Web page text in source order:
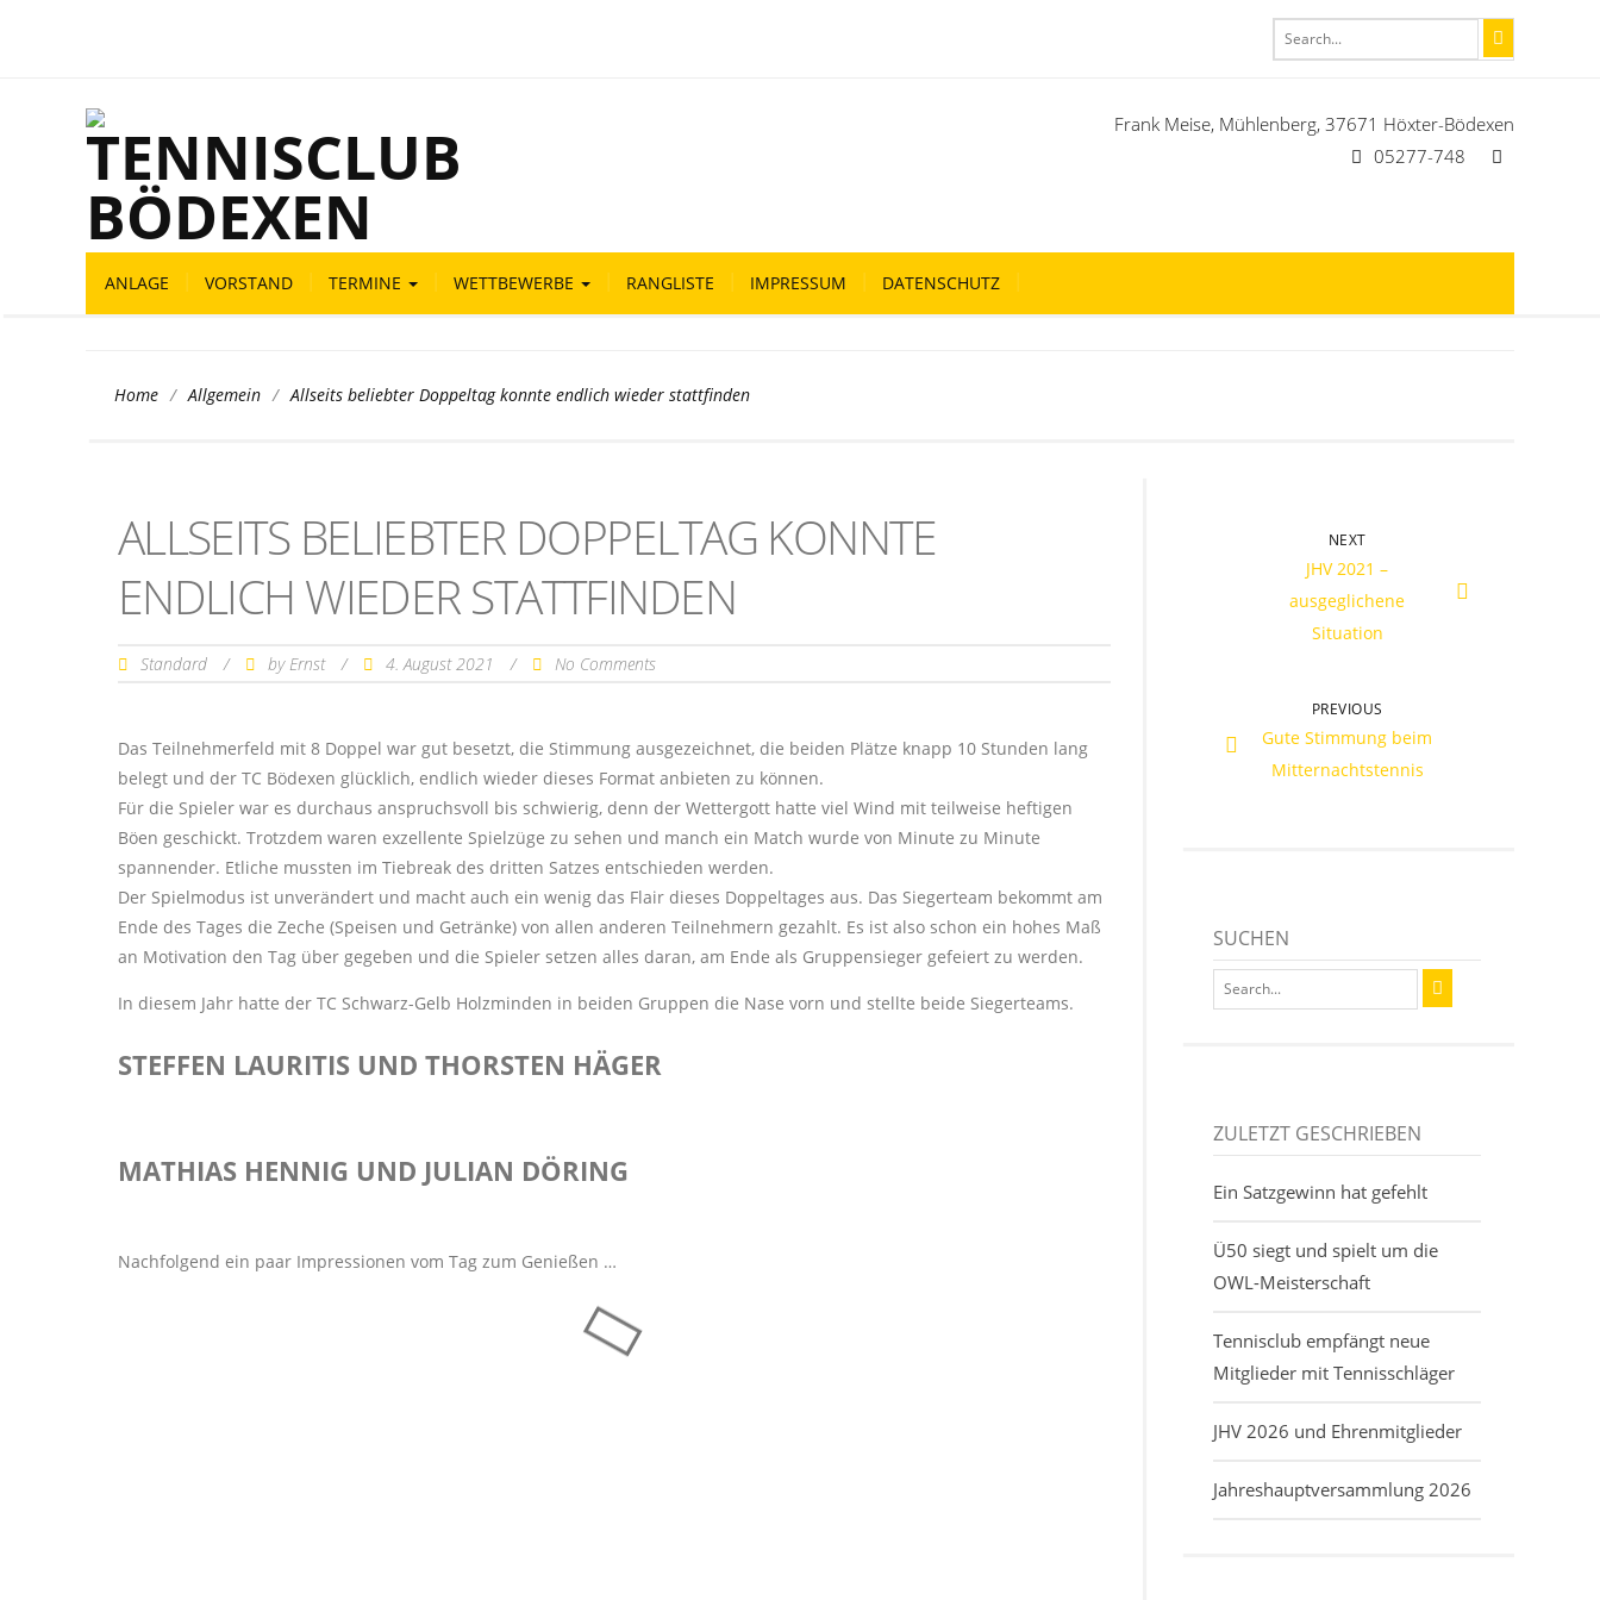
Frank Meise, Mühlenberg, 37671 Höxter-Bödexen
05277-748
ANLAGE VORSTAND TERMINE WETTBEWERBE RANGLISTE IMPRESSUM DATENSCHUTZ
Home / Allgemein / Allseits beliebter Doppeltag konnte endlich wieder stattfinden
ALLSEITS BELIEBTER DOPPELTAG KONNTE
ENDLICH WIEDER STATTFINDEN
Standard / by Ernst / 4. August 2021 / No Comments
Das Teilnehmerfeld mit 8 Doppel war gut besetzt, die Stimmung ausgezeichnet, die beiden Plätze knapp 10 Stunden lang
belegt und der TC Bödexen glücklich, endlich wieder dieses Format anbieten zu können.
Für die Spieler war es durchaus anspruchsvoll bis schwierig, denn der Wettergott hatte viel Wind mit teilweise heftigen
Böen geschickt. Trotzdem waren exzellente Spielzüge zu sehen und manch ein Match wurde von Minute zu Minute
spannender. Etliche mussten im Tiebreak des dritten Satzes entschieden werden.
Der Spielmodus ist unverändert und macht auch ein wenig das Flair dieses Doppeltages aus. Das Siegerteam bekommt am
Ende des Tages die Zeche (Speisen und Getränke) von allen anderen Teilnehmern gezahlt. Es ist also schon ein hohes Maß
an Motivation den Tag über gegeben und die Spieler setzen alles daran, am Ende als Gruppensieger gefeiert zu werden.
In diesem Jahr hatte der TC Schwarz-Gelb Holzminden in beiden Gruppen die Nase vorn und stellte beide Siegerteams.
STEFFEN LAURITIS UND THORSTEN HÄGER
MATHIAS HENNIG UND JULIAN DÖRING
Nachfolgend ein paar Impressionen vom Tag zum Genießen …
NEXT
JHV 2021 –
ausgeglichene
Situation
PREVIOUS
Gute Stimmung beim
Mitternachtstennis
SUCHEN
ZULETZT GESCHRIEBEN
Ein Satzgewinn hat gefehlt
Ü50 siegt und spielt um die
OWL-Meisterschaft
Tennisclub empfängt neue
Mitglieder mit Tennisschläger
JHV 2026 und Ehrenmitglieder
Jahreshauptversammlung 2026